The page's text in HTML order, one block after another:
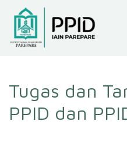
Tugas dan
PPID dan